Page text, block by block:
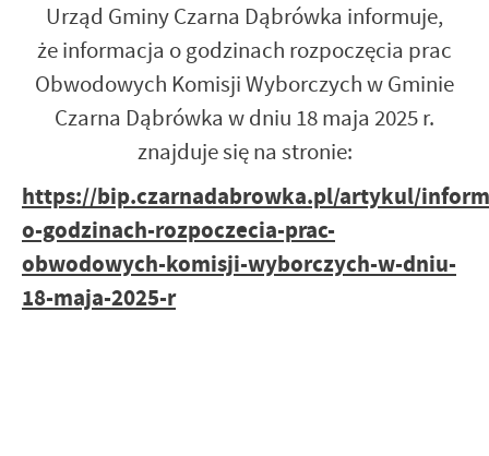
Urząd Gminy Czarna Dąbrówka informuje,
że informacja o godzinach rozpoczęcia prac
Obwodowych Komisji Wyborczych w Gminie
Czarna Dąbrówka w dniu 18 maja 2025 r.
znajduje się na stronie:
https://bip.czarnadabrowka.pl/artykul/
o-godzinach-rozpoczecia-prac-
obwodowych-komisji-wyborczych-w-dniu-
18-maja-2025-r